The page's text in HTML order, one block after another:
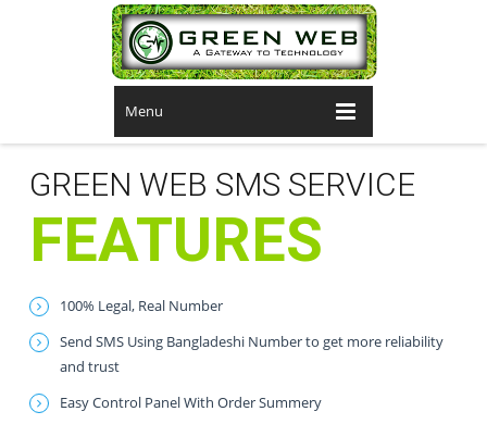
Menu
GREEN WEB SMS SERVICE
FEATURES
100% Legal, Real Number
Send SMS Using Bangladeshi Number to get more reliability
and trust
Easy Control Panel With Order Summery